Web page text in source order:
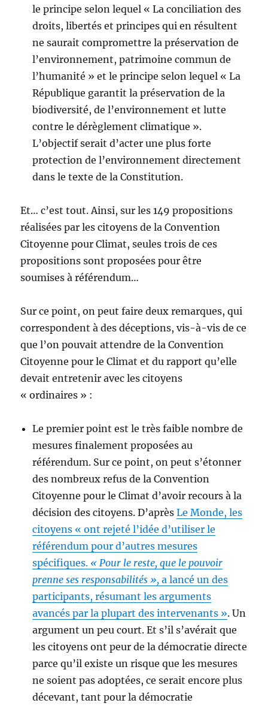
le principe selon lequel « La conciliation des
droits, libertés et principes qui en résultent
ne saurait compromettre la préservation de
l’environnement, patrimoine commun de
l’humanité » et le principe selon lequel « La
République garantit la préservation de la
biodiversité, de l’environnement et lutte
contre le dérèglement climatique ».
L’objectif serait d’acter une plus forte
protection de l’environnement directement
dans le texte de la Constitution.
Et… c’est tout. Ainsi, sur les 149 propositions
réalisées par les citoyens de la Convention
Citoyenne pour Climat, seules trois de ces
propositions sont proposées pour être
soumises à référendum…
Sur ce point, on peut faire deux remarques, qui
correspondent à des déceptions, vis-à-vis de ce
que l’on pouvait attendre de la Convention
Citoyenne pour le Climat et du rapport qu’elle
devait entretenir avec les citoyens
« ordinaires » :
Le premier point est le très faible nombre de
mesures finalement proposées au
référendum. Sur ce point, on peut s’étonner
des nombreux refus de la Convention
Citoyenne pour le Climat d’avoir recours à la
décision des citoyens. D’aprèsLe Monde, les
citoyens « ont rejeté l’idée d’utiliser le
référendum pour d’autres mesures
spécifiques. « Pour le reste, que le pouvoir
prenne ses responsabilités », a lancé un des
participants, résumant les arguments
avancés par la plupart des intervenants ». Un
argument un peu court. Et s’il s’avérait que
les citoyens ont peur de la démocratie directe
parce qu’il existe un risque que les mesures
ne soient pas adoptées, ce serait encore plus
décevant, tant pour la démocratie